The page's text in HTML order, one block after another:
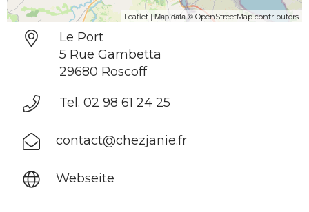
Leaflet | Map data © OpenStreetMap contributors
Le Port
5 Rue Gambetta
29680 Roscoff
Tel. 02 98 61 24 25
contact@chezjanie.fr
Webseite